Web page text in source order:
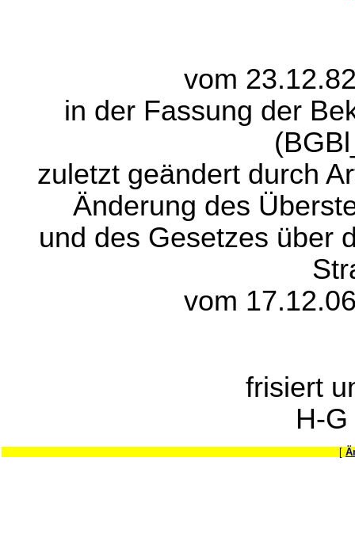
vom
in der Fassung der
zuletzt geändert durch
Änderung des
und des Gesetzes über
vom
frisiert
H-
[